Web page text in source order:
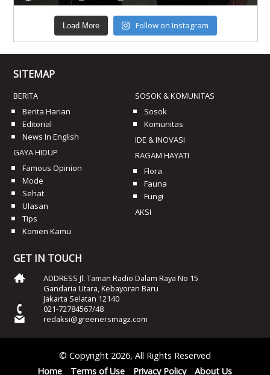
Load More Follow on Instagram
SITEMAP
BERITA
Berita Harian
Editorial
News In English
GAYA HIDUP
Famous Opinion
Mode
Sehat
Ulasan
Tips
Komen Kamu
SOSOK & KOMUNITAS
Sosok
Komunitas
IDE & INOVASI
RAGAM HAYATI
Flora
Fauna
Fungi
AKSI
GET IN TOUCH
ADDRESS Jl. Taman Radio Dalam Raya No 15
Gandaria Utara, Kebayoran Baru
Jakarta Selatan 12140
021-72784567/48
redaksi@greenersmagz.com
© Copyright 2026, All Rights Reserved
Home
Terms of Use Privacy Policy About Us